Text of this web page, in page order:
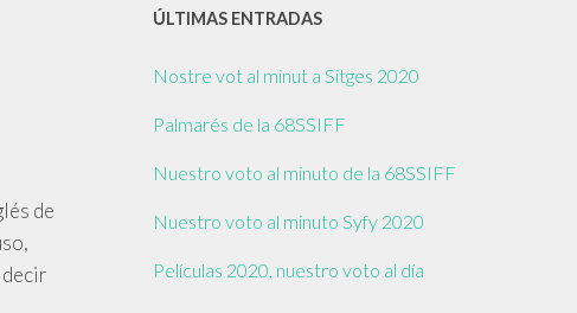
de
decir
ÚLTIMAS ENTRADAS
Nostre vot al minut a Sitges 2020
Palmarés de la 68SSIFF
Nuestro voto al minuto de la 68SSIFF
Nuestro voto al minuto Syfy 2020
Películas 2020, nuestro voto al día